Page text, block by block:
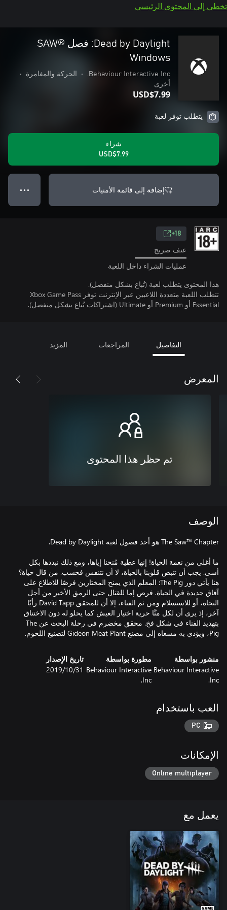
تخطي إلى المحتوى الرئيسي
Dead by Daylight: فصل SAW®
Windows
Behaviour Interactive Inc.
• الحركة والمغامرة
•
أخرى
USD$7.99
يتطلب توفر لعبة
شراء
USD$7.99
إضافة إلى قائمة الأمنيات ● ● ●
18+
عنف صريح
عمليات الشراء داخل اللعبة
هذا المحتوى يتطلب لعبة (تُباع بشكل منفصل).
تتطلب اللعبة متعددة اللاعبين عبر الإنترنت توفر Xbox Game Pass
Essential أو Premium أو Ultimate (اشتراكات تُباع بشكل منفصل).
التفاصيل المراجعات المزيد
المعرض
تم حظر هذا المحتوى
الوصف
ما أغلى من نعمة الحياة! إنها عطية مُنحنا إياها، ومع ذلك نبددها بكل
أسى. يجب أن تنبض قلوبنا بالحياة، لا أن نتنفس فحسب. من قال حياة؟
هنا يأتي دور The Pig: المعلم الذي يمنح المختارين فرصًا للاطلاع على
آفاق جديدة في الحياة. فرص إما للقتال حتى الرمق الأخير من أجل
النجاة، أو للاستسلام ومن ثم الفناء، إلا أن للمحقق David Tapp رأيًا
آخر، إذ يرى أن لكل منَّا حرية اختيار العيش كما يحلو له دون الاختناق
بتهديد الفناء في شكل فخ. محقق مخضرم في رحلة البحث عن The
Pig، ويؤدي به مسعاه إلى مصنع Gideon Meat Plant لتصنيع اللحوم.
منشور بواسطة
Behaviour Interactive
Inc.
مطورة بواسطة
Behaviour Interactive
Inc.
تاريخ الإصدار
31‏/10‏/2019
العب باستخدام
PC
الإمكانات
Online multiplayer
يعمل مع